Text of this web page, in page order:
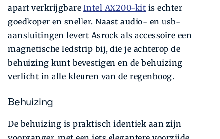
apart verkrijgbare Intel AX200-kit is echter
goedkoper en sneller. Naast audio- en usb-
aansluitingen levert Asrock als accessoire een
magnetische ledstrip bij, die je achterop de
behuizing kunt bevestigen en de behuizing
verlicht in alle kleuren van de regenboog.
Behuizing
De behuizing is praktisch identiek aan zijn